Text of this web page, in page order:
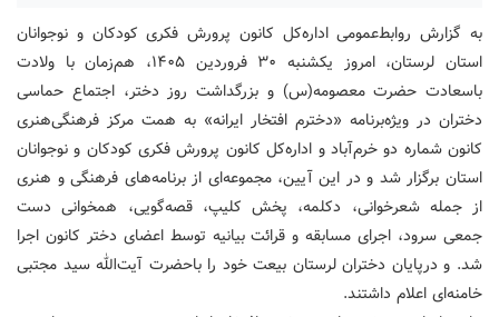
به گزارش روابط‌عمومی اداره‌کل کانون پرورش فکری کودکان و نوجوانان
استان لرستان، امروز یکشنبه ۳۰ فروردین ۱۴۰۵، هم‌زمان با ولادت
باسعادت حضرت معصومه‌(س) و بزرگداشت روز دختر، اجتماع حماسی
دختران در ویژه‌برنامه «دخترم افتخار ایرانه» به همت مرکز فرهنگی‌هنری
کانون شماره دو خرم‌آباد و اداره‌کل کانون پرورش فکری کودکان و نوجوانان
استان برگزار شد و در این آیین، مجموعه‌ای از برنامه‌های فرهنگی و هنری
از جمله شعرخوانی، دکلمه، پخش کلیپ، قصه‌گویی، همخوانی دست
جمعی سرود، اجرای مسابقه و قرائت بیانیه توسط اعضای دختر کانون اجرا
شد. و درپایان دختران لرستان بیعت خود را باحضرت آیت‌الله سید مجتبی
خامنه‌ای اعلام داشتند.